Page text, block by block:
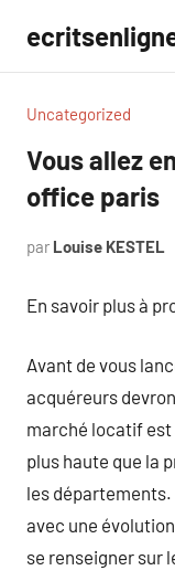
contenu
Uncategorized
Vous allez
office paris
par Louise KESTEL
En savoir plus à
Avant de vous
acquéreurs
marché locatif
plus haute que la
les
avec une
se renseigner sur